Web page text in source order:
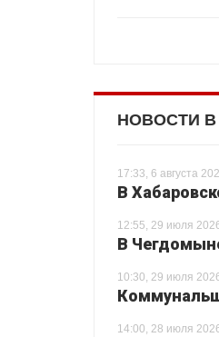
НОВОСТИ В
17:33, 6 августа
В
12:55, 29 июля
В
10:30, 29 июля
14:00, 28 июля